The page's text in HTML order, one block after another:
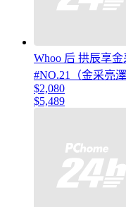
Whoo 后 拱辰享
#NO.21（金采亮
$2,080
$5,489